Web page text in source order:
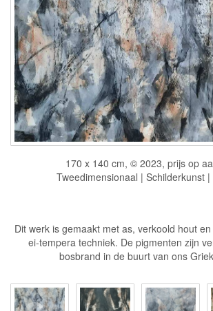
170 x 140 cm, © 2023, prijs op
Tweedimensionaal | Schilderkunst |
Dit werk is gemaakt met as, verkoold hout
ei-tempera techniek. De pigmenten zijn
bosbrand in de buurt van ons